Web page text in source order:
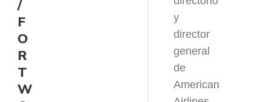
/
F
O
R
T
W
y
director
general
de
American